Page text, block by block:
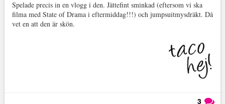
Spelade precis in en vlogg i den. Jättefint sminkad (eftersom vi ska
filma med State of Drama i eftermiddag!!!) och jumpsuitmysdräkt. Då
vet en att den är skön.
3